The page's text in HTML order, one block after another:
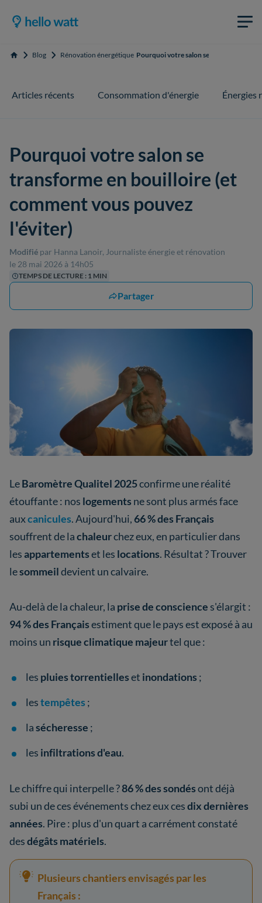
Accueil Blog Rénovation énergétique Pourquoi votre salon se transforme en
Articles récents Consommation d'énergie Énergies
Pourquoi votre salon se
transforme en bouilloire (et
comment vous pouvez
l'éviter)
Modifié par Hanna Lanoir, Journaliste énergie et rénovation
le 28 mai 2026 à 14h05
TEMPS DE LECTURE : 1 MIN
Partager
LeBaromètre Qualitel 2025confirme une réalité
étouffante : nos logements ne sont plus armés face
auxcanicules. Aujourd'hui, 66 % des Français
souffrent de lachaleurchez eux, en particulier dans
lesappartementset les locations. Résultat ? Trouver
lesommeildevient un calvaire.
Au-delà de la chaleur, la prise de conscience s'élargit :
94 % des Françaisestiment que le pays est exposé à au
moins un risque climatique majeurtel que :
les pluies torrentielleset inondations ;
lestempêtes ;
lasécheresse ;
les infiltrations d'eau.
Le chiffre qui interpelle ?86 % des sondésont déjà
subi un de ces événements chez eux cesdix dernières
années. Pire : plus d'un quart a carrément constaté
desdégâts matériels.
Plusieurs chantiers envisagés par les
Français :